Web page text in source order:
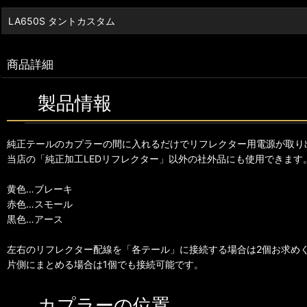
LA650S タントカスタム
商品詳細
製品情報
純正テールのカプラーの間に入れるだけでリフレクター用電源が取り
当店の「純正加工LEDリフレクター」以外の社外品にも使用できます。
黄色…ブレーキ
赤色…スモール
黒色…アース
左右のリフレクター配線を「各テール」に接続する場合は2個お求め
片側にまとめる場合は1個でも接続可能です。